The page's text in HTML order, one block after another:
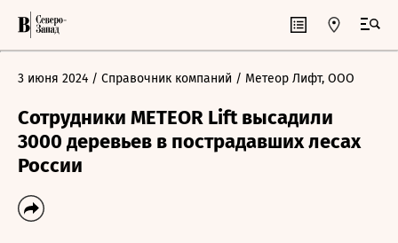
3 июня 2024 / Справочник компаний / Метеор Лифт, ООО
Сотрудники METEOR Lift высадили
3000 деревьев в пострадавших лесах
России